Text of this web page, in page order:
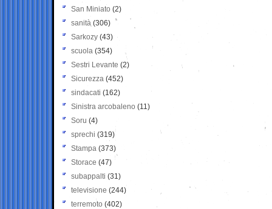
San Miniato (2)
sanità (306)
Sarkozy (43)
scuola (354)
Sestri Levante (2)
Sicurezza (452)
sindacati (162)
Sinistra arcobaleno (11)
Soru (4)
sprechi (319)
Stampa (373)
Storace (47)
subappalti (31)
televisione(244)
terremoto (402)